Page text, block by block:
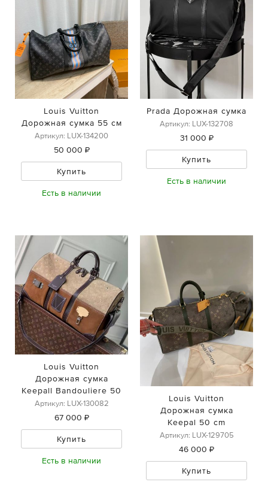
Louis Vuitton
Дорожная сумка 55 см
Артикул: LUX-134200
50 000 ₽
Купить
Есть в наличии
Prada Дорожная сумка
Артикул: LUX-132708
31 000 ₽
Купить
Есть в наличии
Louis Vuitton
Дорожная сумка
Keepall Bandouliеre 50
Артикул: LUX-130082
67 000 ₽
Купить
Есть в наличии
Louis Vuitton
Дорожная сумка
Keepal 50 cm
Артикул: LUX-129705
46 000 ₽
Купить